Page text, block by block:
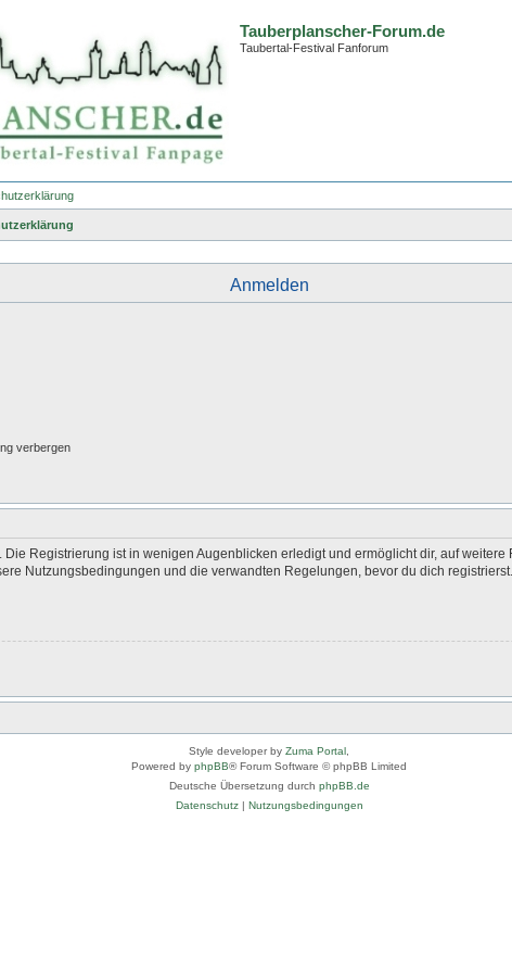
Tauberplanscher-Forum.de
Taubertal-Festival Fanforum
Anmelden
verbergen
Registrierung ist in wenigen Augenblicken erledigt und ermöglicht dir, auf
Nutzungsbedingungen und die verwandten Regelungen, bevor du dich
Style developer by Zuma Portal
Powered by phpBB® Forum Software © phpBB Limited
Deutsche Übersetzung durch phpBB.de
Datenschutz| Nutzungsbedingungen